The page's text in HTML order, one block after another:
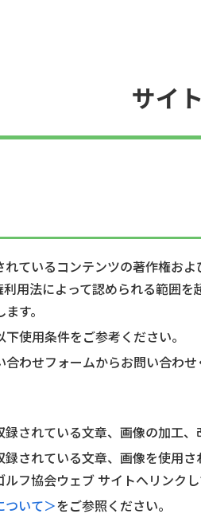
サイ
ているコンテンツの著作権お
用法によって認められる範囲
す。
使用条件をご参考ください。
わせフォームからお問い合わせ
されている文章、画像の加工、
されている文章、画像を使用
フ協会ウェブ サイトへリンクし
ついて＞をご参照ください。